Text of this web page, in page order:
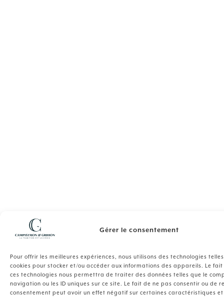
Gérer le consentement
Pour offrir les meilleures expériences, nous utilisons des technologies
cookies pour stocker et/ou accéder aux informations des appareils. Le
ces technologies nous permettra de traiter des données telles que le
navigation ou les ID uniques sur ce site. Le fait de ne pas consentir ou de
consentement peut avoir un effet négatif sur certaines caractéristiques